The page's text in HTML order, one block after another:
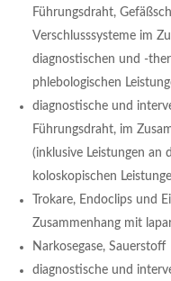
Führungsdraht,
Verschlusssysteme im
diagnostischen und -
phlebologischen
diagnostische und
Führungsdraht, im
(inklusive Leistungen an
koloskopischen
Trokare, Endoclips und
Zusammenhang mit
Narkosegase, Sauerstoff
diagnostische und